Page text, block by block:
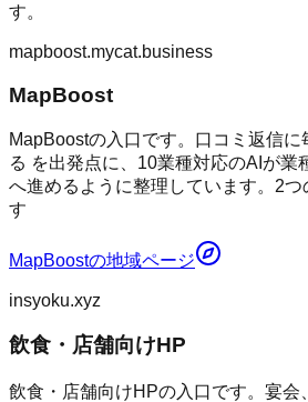
す。
mapboost.mycat.business
MapBoost
MapBoostの入口です。口コミ返信
る を出発点に、10業種対応のAIが業
へ進めるように整理しています。2つ
す
MapBoostの地域ページ
insyoku.xyz
飲食・店舗向けHP
飲食・店舗向けHPの入口です。宴会